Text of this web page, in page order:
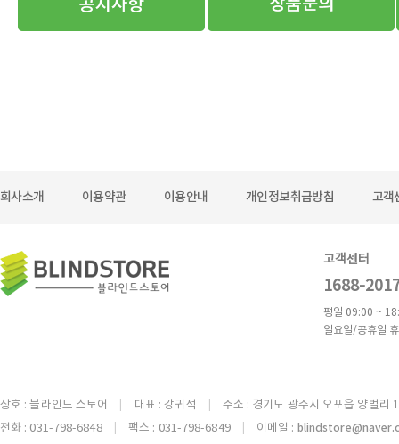
회사소개 이용약관 이용안내 개인정보취급방침 고객
고객센터
1688-
평일 09:00 ~
일요일/공휴일
상호 : 블라인드 스토어 대표 : 강귀석
주소 : 경기도 광주시 오포읍 양벌리
전화 : 031-798-6848
팩스 : 031-798-6849 이메일 :